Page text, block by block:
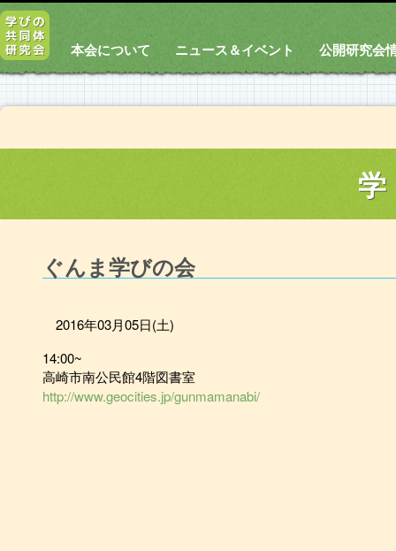
本会について ニュース＆イベント 公開研究会
ぐんま学びの会
2016年03月05日(土)
14:00~
高崎市南公民館4階図書室
http://www.geocities.jp/gunmamanabi/